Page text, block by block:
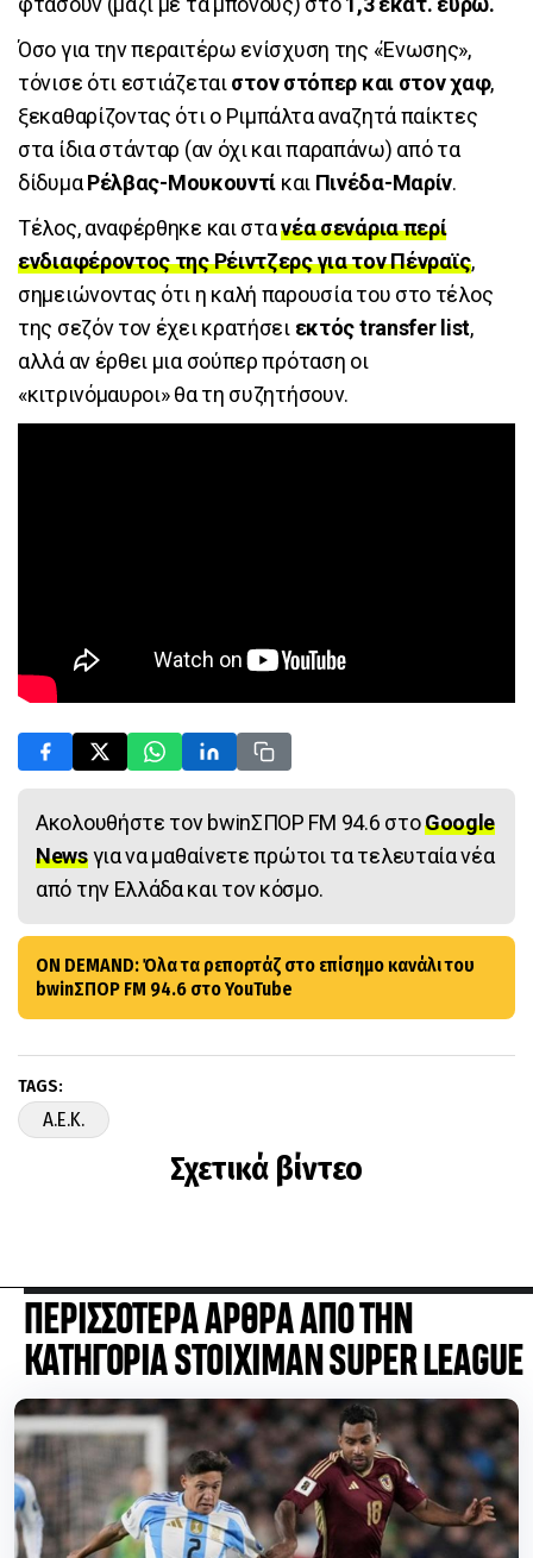
Όσο για την περαιτέρω ενίσχυση της «Ένωσης»,
τόνισε ότι εστιάζεταιστον στόπερ και στον χαφ,
ξεκαθαρίζοντας ότι ο Ριμπάλτα αναζητά παίκτες
στα ίδια στάνταρ (αν όχι και παραπάνω) από τα
δίδυμαΡέλβας-Μουκουντί και Πινέδα-Μαρίν.
Τέλος, αναφέρθηκε και στανέα σενάρια περί
ενδιαφέροντος της Ρέιντζερς για τον Πένραϊς,
σημειώνοντας ότι η καλή παρουσία του στο τέλος
της σεζόν τον έχει κρατήσει εκτός transfer list,
αλλά αν έρθει μια σούπερ πρόταση οι
«κιτρινόμαυροι» θα τη συζητήσουν.
Ακολουθήστε τον bwinΣΠΟΡ FM 94.6 στοGoogle
Newsγια να μαθαίνετε πρώτοι τα τελευταία νέα
από την Ελλάδα και τον κόσμο.
ON DEMAND: Όλα τα ρεπορτάζ στο επίσημο κανάλι του
bwinΣΠΟΡ FM 94.6 στο YouTube
TAGS:
A.E.K.
Σχετικά βίντεο
ΠΕΡΙΣΣΟΤΕΡΑ ΑΡΘΡΑ ΑΠΟ ΤΗΝ
ΚΑΤΗΓΟΡΙΑ STOIXIMAN SUPER LEAGUE